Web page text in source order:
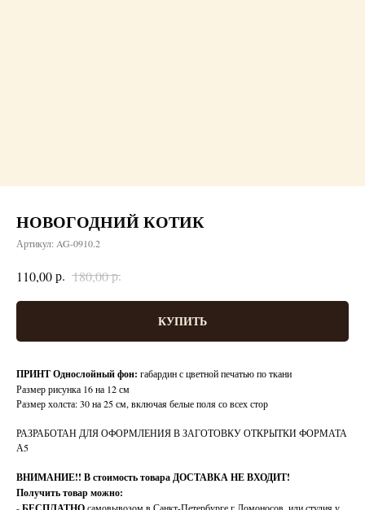
НОВОГОДНИЙ КОТИК
Артикул: AG-0910.2
110,00р. 180,00р.
КУПИТЬ
ПРИНТ Однослойный фон: габардин с цветной печатью по ткани
Размер рисунка 16 на 12 см
Размер холста: 30 на 25 см, включая белые поля со всех стор
РАЗРАБОТАН ДЛЯ ОФОРМЛЕНИЯ В ЗАГОТОВКУ ОТКРЫТКИ ФОРМАТА
А5
ВНИМАНИЕ!! В стоимость товара ДОСТАВКА НЕ ВХОДИТ!
Получить товар можно: